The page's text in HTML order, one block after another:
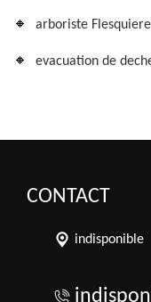
arboriste
evacuation de
CONTACT
indisponible